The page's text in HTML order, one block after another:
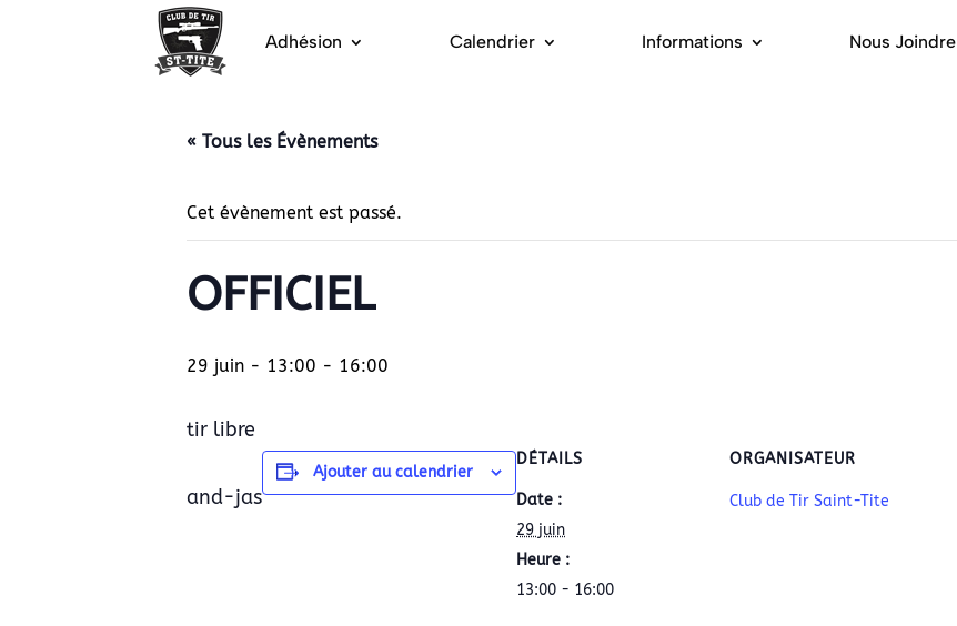
Adhésion Calendrier Informations Nous Joindre
« Tous les Évènements
Cet évènement est passé.
OFFICIEL
29 juin - 13:00 - 16:00
tir libre
and-jas
Ajouter au calendrier
DÉTAILS
Date :
29 juin
Heure :
13:00 - 16:00
ORGANISATEUR
Club de Tir Saint-Tite